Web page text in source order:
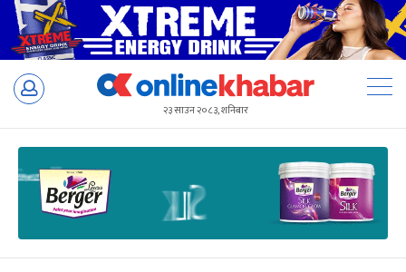
Skip
२३ साउन २०८३, शनिबार